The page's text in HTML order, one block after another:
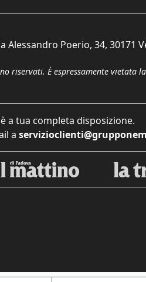
Poerio, 34, 30171
riservati. È espressamente vietata
a tua completa disposizione.
a